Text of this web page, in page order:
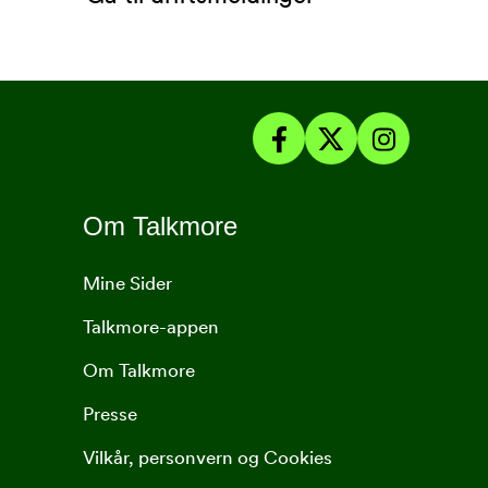
Om Talkmore
Mine Sider
Talkmore-appen
Om Talkmore
Presse
Vilkår, personvern og Cookies